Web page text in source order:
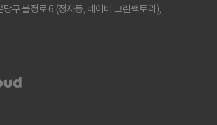
당구 불정로 6 (정자동, 네이버 그린팩토리),